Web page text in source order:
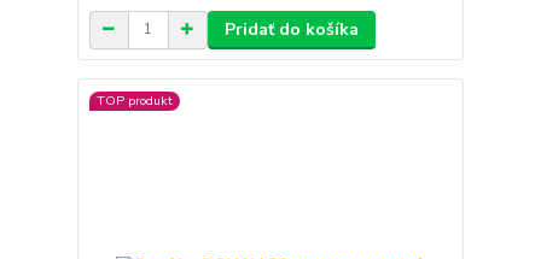
Pridať do košíka
TOP produkt